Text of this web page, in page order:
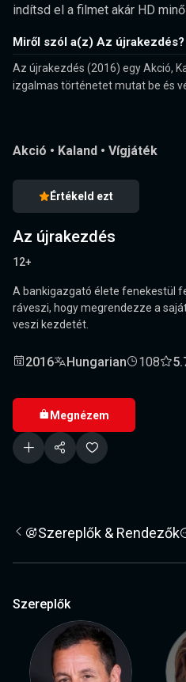
indítsd el a filmet akár HD
Miről szól a(z) Az újrakezdés?
Az újrakezdés (2016) egy Akció,
izgalmas történetet mutat be és
Akció • Kaland • Vígjáték
Értékeld ezt
Az újrakezdés
12+
A bankigazgató élete fenekestül
ráveszi, hogy megrendezze a
veszi kezdetét.
2016 Hungarian 108
Megnézem
Szereplők & Rendezők
Szereplők